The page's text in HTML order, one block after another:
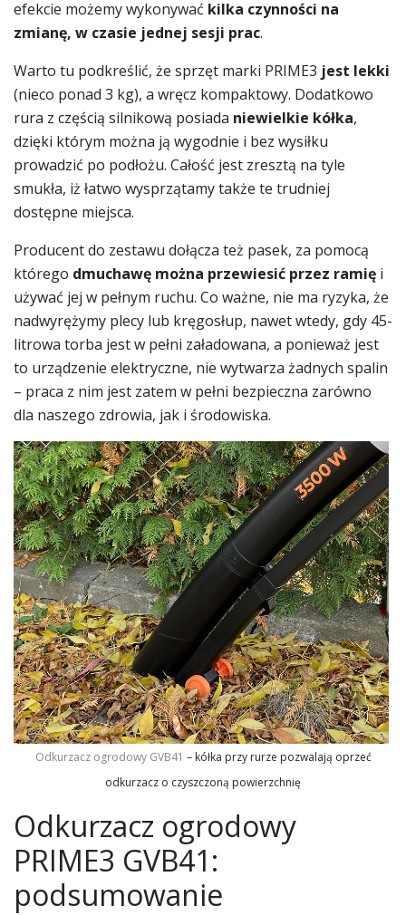
efekcie możemy wykonywać kilka czynności na
zmianę, w czasie jednej sesji prac.
Warto tu podkreślić, że sprzęt marki PRIME3 jest lekki
(nieco ponad 3 kg), a wręcz kompaktowy. Dodatkowo
rura z częścią silnikową posiada niewielkie kółka,
dzięki którym można ją wygodnie i bez wysiłku
prowadzić po podłożu. Całość jest zresztą na tyle
smukła, iż łatwo wysprzątamy także te trudniej
dostępne miejsca.
Producent do zestawu dołącza też pasek, za pomocą
którego dmuchawę można przewiesić przez ramię i
używać jej w pełnym ruchu. Co ważne, nie ma ryzyka, że
nadwyrężymy plecy lub kręgosłup, nawet wtedy, gdy 45-
litrowa torba jest w pełni załadowana, a ponieważ jest
to urządzenie elektryczne, nie wytwarza żadnych spalin
– praca z nim jest zatem w pełni bezpieczna zarówno
dla naszego zdrowia, jak i środowiska.
Odkurzacz ogrodowy GVB41 – kółka przy rurze pozwalają oprzeć
odkurzacz o czyszczoną powierzchnię
Odkurzacz ogrodowy
PRIME3 GVB41:
podsumowanie